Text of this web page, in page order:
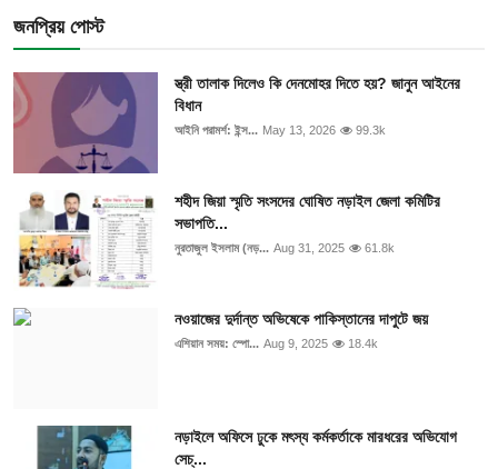
জনপ্রিয় পোস্ট
স্ত্রী তালাক দিলেও কি দেনমোহর দিতে হয়? জানুন আইনের
বিধান
আইনি পরামর্শ: ইন্স... May 13, 2026 99.3k
শহীদ জিয়া স্মৃতি সংসদের ঘোষিত নড়াইল জেলা কমিটির
সভাপতি...
নুরতাজুল ইসলাম (নড়... Aug 31, 2025 61.8k
নওয়াজের দুর্দান্ত অভিষেকে পাকিস্তানের দাপুটে জয়
এশিয়ান সময়: স্পো... Aug 9, 2025 18.4k
নড়াইলে অফিসে ঢুকে মৎস্য কর্মকর্তাকে মারধরের অভিযোগ
সেচ্...